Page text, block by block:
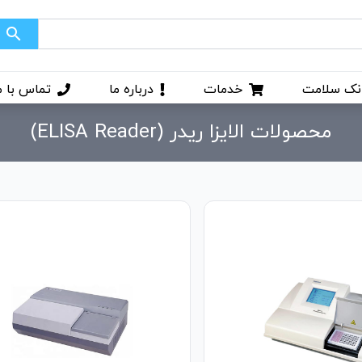
search
سلامت خدمات درباره ما تماس با
محصولات الایزا ریدر (ELISA Reader)